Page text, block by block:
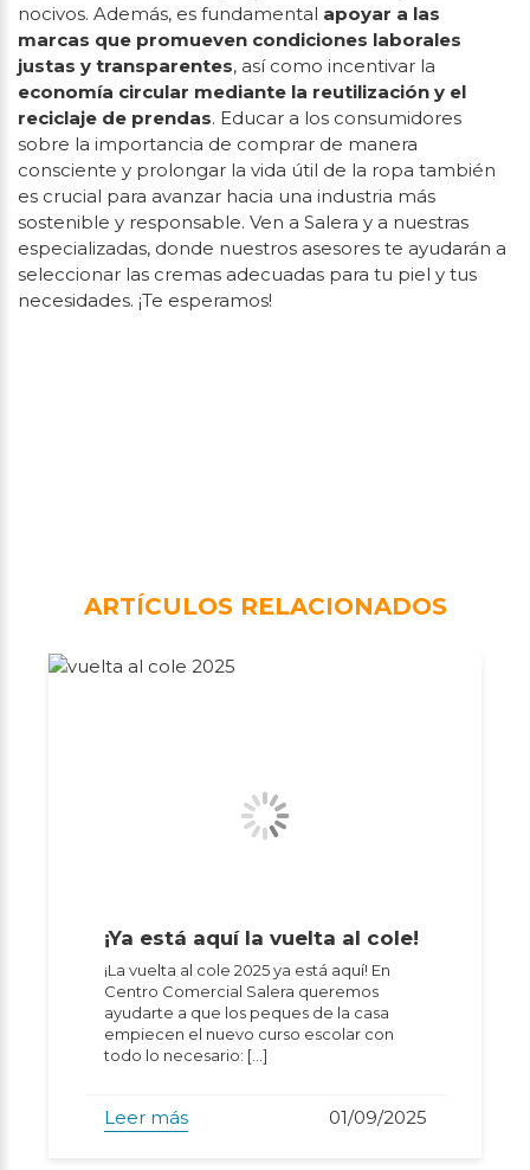
nocivos. Además, es fundamental apoyar a las
marcas que promueven condiciones laborales
justas y transparentes, así como incentivar la
economía circular mediante la reutilización y el
reciclaje de prendas. Educar a los consumidores
sobre la importancia de comprar de manera
consciente y prolongar la vida útil de la ropa también
es crucial para avanzar hacia una industria más
sostenible y responsable. Ven a Salera y a nuestras
especializadas, donde nuestros asesores te ayudarán a
seleccionar las cremas adecuadas para tu piel y tus
necesidades. ¡Te esperamos!
ARTÍCULOS RELACIONADOS
¡Ya está aquí la vuelta al cole!
¡La vuelta al cole 2025 ya está aquí! En
Centro Comercial Salera queremos
ayudarte a que los peques de la casa
empiecen el nuevo curso escolar con
todo lo necesario: […]
Leer más 01/09/2025